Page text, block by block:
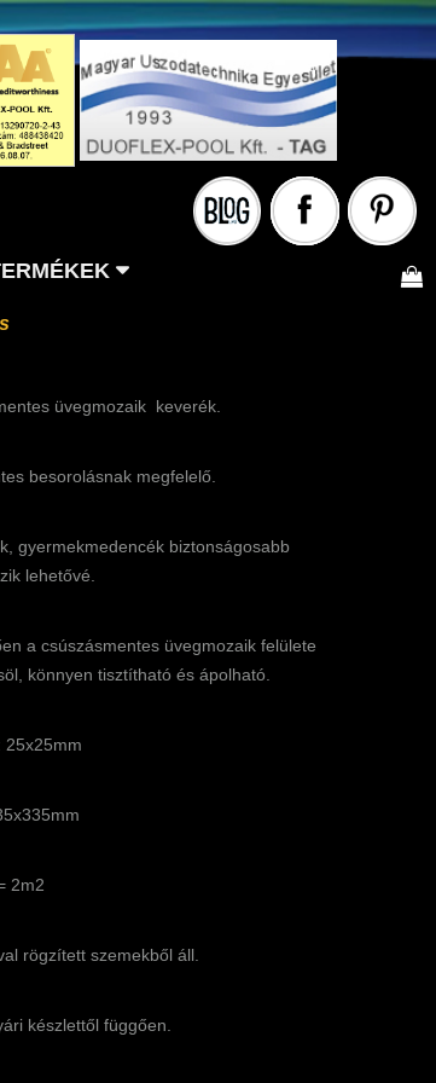
üvegmozaik keverék.
besorolásnak megfelelő.
gyermekmedencék biztonságosabb
lehetővé.
a csúszásmentes üvegmozaik felülete
könnyen tisztítható és ápolható.
25x25mm
2m2
rögzített szemekből áll.
készlettől függően.